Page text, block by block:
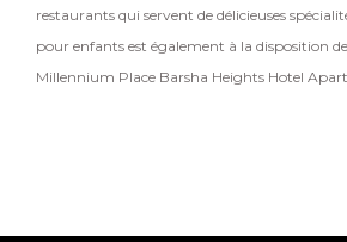
restaurants qui servent de délicieuses
pour enfants est également à la disposition
Millennium Place Barsha Heights Hotel